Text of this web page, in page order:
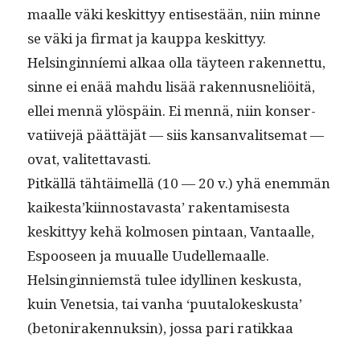
maalle väki keskit­tyy entis­es­tään, niin minne
se väki ja fir­mat ja kaup­pa keskit­tyy.
Helsingin­níe­mi alkaa olla täy­teen raken­net­tu,
sinne ei enää mah­du lisää raken­nus­neliöitä,
ellei men­nä ylöspäin. Ei men­nä, niin kon­ser­
vati­ive­jä päät­täjät — siis kansan­val­it­se­mat —
ovat, valitettavasti.
Pitkäl­lä tähtäimel­lä (10 — 20 v.) yhä enem­män
kaikesta’ki­in­nos­tavas­ta’ rak­en­tamis­es­ta
keskit­tyy kehä kol­mosen pin­taan, Van­taalle,
Espooseen ja muualle Uudelle­maalle.
Helsingin­niem­stä tulee idylli­nen keskus­ta,
kuin Venet­sia, tai van­ha ‘puu­talokeskus­ta’
(betoni­raken­nuksin), jos­sa pari ratikkaa